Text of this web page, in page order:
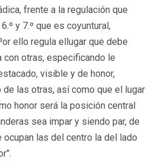
frente a la regulación que
y 7.º que es coyuntural,
ello regula ellugar que debe
con otras, especificando le
visible y de honor,
las otras, así como que el lugar
honor será la posición central
sea impar y siendo par, de
las del centro la del lado